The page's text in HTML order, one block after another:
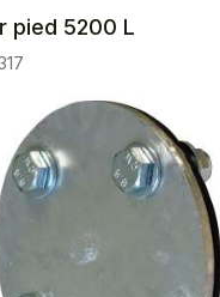
pied 5200 L